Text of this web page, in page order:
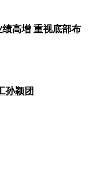
高增 重视底部布
孙颖团